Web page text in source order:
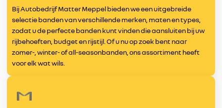
Bij Autobedrijf Matter Meppel bieden we een uitgebreide
selectie banden van verschillende merken, maten en types,
zodat u de perfecte banden kunt vinden die aansluiten bij uw
rijbehoeften, budget en rijstijl. Of u nu op zoek bent naar
zomer-, winter- of all-seasonbanden, ons assortiment heeft
voor elk wat wils.